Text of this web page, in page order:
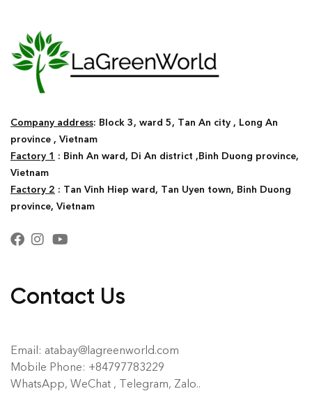
Company address: Block 3, ward 5, Tan An city , Long An
province , Vietnam
Factory 1 : Binh An ward, Di An district ,Binh Duong province,
Vietnam
Factory 2 : Tan Vinh Hiep ward, Tan Uyen town, Binh Duong
province, Vietnam
Contact Us
Email: atabay@lagreenworld.com
Mobile Phone: +84797783229
WhatsApp, WeChat , Telegram, Zalo..